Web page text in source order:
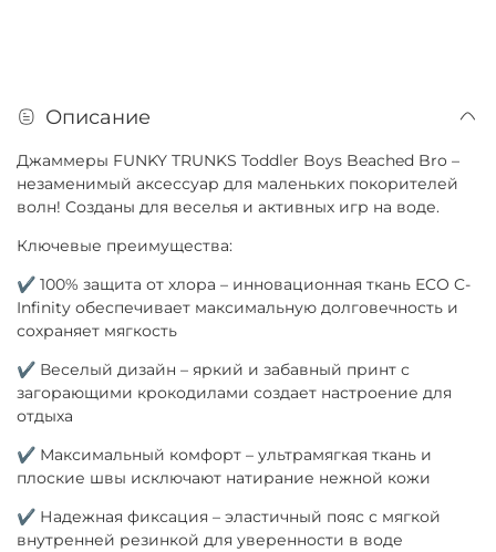
Описание
Джаммеры FUNKY TRUNKS Toddler Boys Beached Bro –
незаменимый аксессуар для маленьких покорителей
волн! Созданы для веселья и активных игр на воде.
Ключевые преимущества:
✔ 100% защита от хлора – инновационная ткань ECO C-
Infinity обеспечивает максимальную долговечность и
сохраняет мягкость
✔ Веселый дизайн – яркий и забавный принт с
загорающими крокодилами создает настроение для
отдыха
✔ Максимальный комфорт – ультрамягкая ткань и
плоские швы исключают натирание нежной кожи
✔ Надежная фиксация – эластичный пояс с мягкой
внутренней резинкой для уверенности в воде